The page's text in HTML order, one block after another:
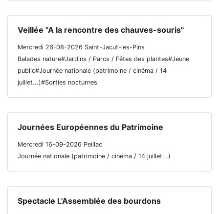
Veillée "A la rencontre des chauves-souris"
Mercredi 26-08-2026 Saint-Jacut-les-Pins
Balades nature#Jardins / Parcs / Fêtes des plantes#Jeune
public#Journée nationale (patrimoine / cinéma / 14
juillet...)#Sorties nocturnes
Journées Européennes du Patrimoine
Mercredi 16-09-2026 Peillac
Journée nationale (patrimoine / cinéma / 14 juillet...)
Spectacle L'Assemblée des bourdons